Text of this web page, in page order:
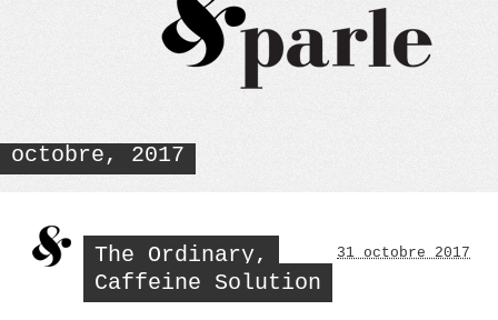
octobre, 2017
The Ordinary,
Caffeine Solution
31 octobre 2017